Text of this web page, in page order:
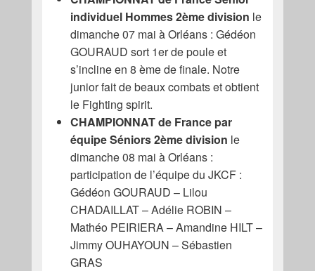
individuel Hommes 2ème division le
dimanche 07 mai à Orléans : Gédéon
GOURAUD sort 1er de poule et
s’incline en 8 ème de finale. Notre
junior fait de beaux combats et obtient
le Fighting spirit.
CHAMPIONNAT de France par
équipe Séniors 2ème division le
dimanche 08 mai à Orléans :
participation de l’équipe du JKCF :
Gédéon GOURAUD – Lilou
CHADAILLAT – Adélie ROBIN –
Mathéo PEIRIERA – Amandine HILT –
Jimmy OUHAYOUN – Sébastien
GRAS